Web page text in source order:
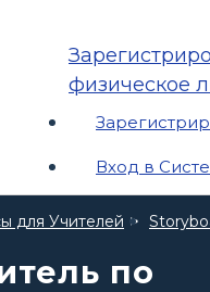
физическое
Вход в
для Учителей
по